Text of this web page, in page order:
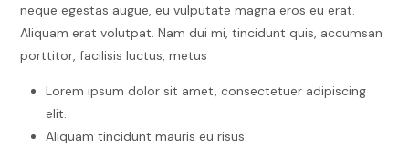
neque egestas augue, eu vulputate magna eros eu erat.
Aliquam erat volutpat. Nam dui mi, tincidunt quis, accumsan
porttitor, facilisis luctus, metus
Lorem ipsum dolor sit amet, consectetuer adipiscing
elit.
Aliquam tincidunt mauris eu risus.